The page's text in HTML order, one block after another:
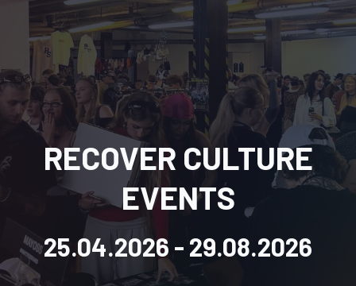
RECOVER CULTURE
EVENTS
25.04.2026 - 29.08.2026